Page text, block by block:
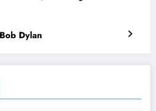
Dylan